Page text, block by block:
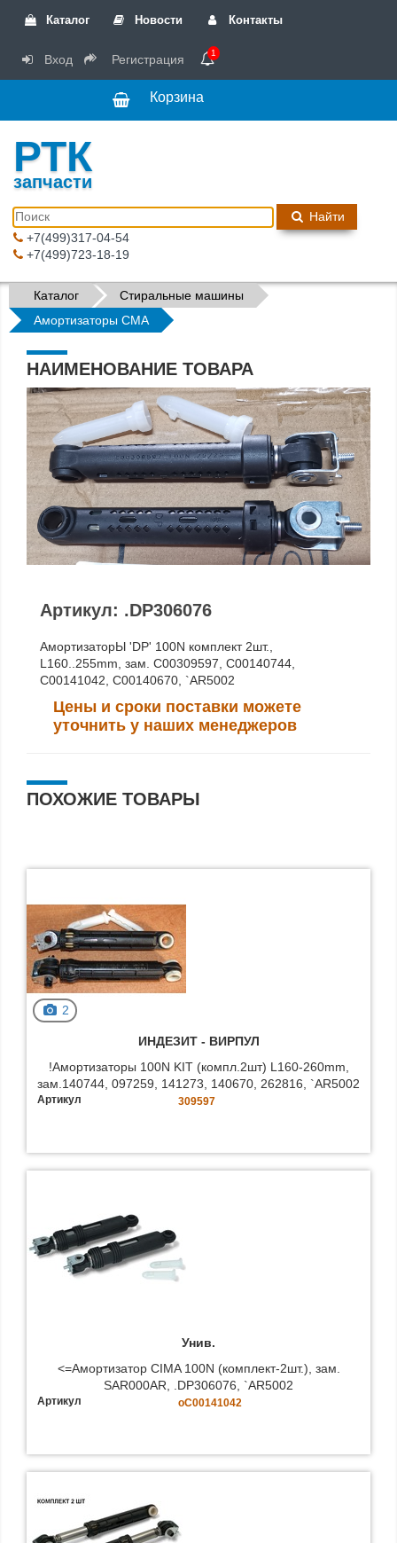
Каталог Новости Контакты
Вход Регистрация 1
Корзина
РТК
запчасти
Найти
+7(499)317-04-54
+7(499)723-18-19
Каталог
Стиральные машины
Амортизаторы СМА
НАИМЕНОВАНИЕ ТОВАРА
Артикул: .DP306076
АмортизаторЫ 'DP' 100N комплект 2шт.,
L160..255mm, зам. C00309597, C00140744,
C00141042, C00140670, `AR5002
Цены и сроки поставки можете
уточнить у наших менеджеров
ПОХОЖИЕ ТОВАРЫ
2
ИНДЕЗИТ - BИРПУЛ
!Амортизаторы 100N KIT (компл.2шт) L160-260mm,
зам.140744, 097259, 141273, 140670, 262816, `AR5002
Артикул 309597
Унив.
<=Амортизатор CIMA 100N (комплект-2шт.), зам.
SAR000AR, .DP306076, `AR5002
Артикул oC00141042